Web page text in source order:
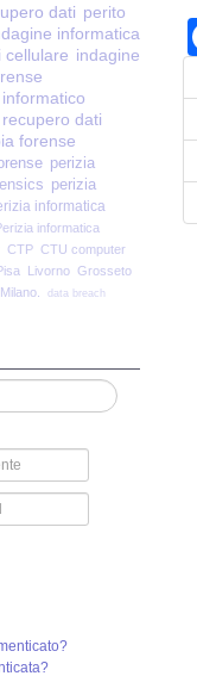
dati perito
informatica
cellulare indagine
recupero dati
forense
perizia
perizia
informatica
informatica
CTP CTU computer
Livorno Grosseto
Milano. data breach